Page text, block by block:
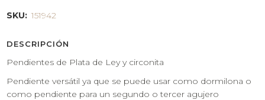
SKU: 151942
DESCRIPCIÓN
Pendientes de Plata de Ley y circonita
Pendiente versátil ya que se puede usar como dormilona o
como pendiente para un segundo o tercer agujero